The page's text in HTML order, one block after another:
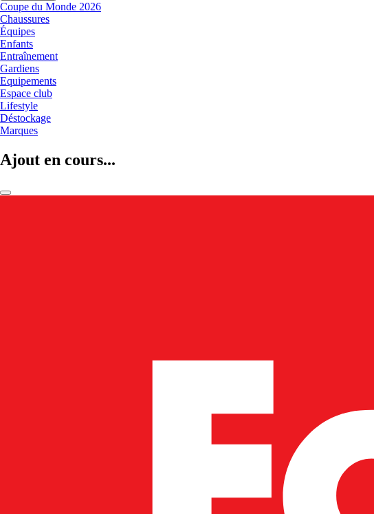
Coupe du Monde 2026
Chaussures
Équipes
Enfants
Entraînement
Gardiens
Equipements
Espace club
Lifestyle
Déstockage
Marques
Ajout en cours...